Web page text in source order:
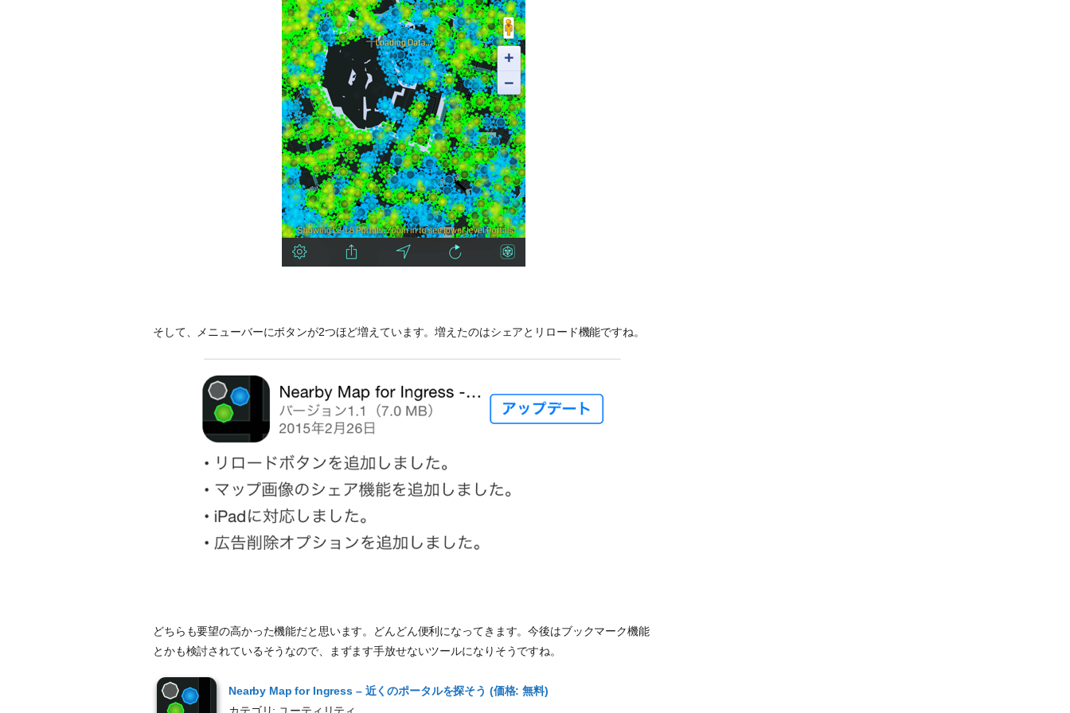
そして、メニューバーにボタンが2つほど増えています。増えたのはシェアとリロード機能ですね。
どちらも要望の高かった機能だと思います。どんどん便利になってきます。今後はブックマーク機能
とかも検討されているそうなので、まずます手放せないツールになりそうですね。
Nearby Map for Ingress – 近くのポータルを探そう (価格: 無料)